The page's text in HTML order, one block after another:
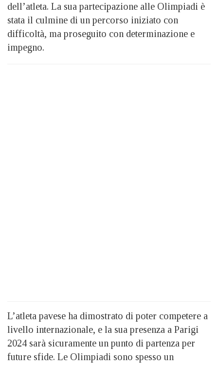
dell’atleta. La sua partecipazione alle Olimpiadi è
stata il culmine di un percorso iniziato con
difficoltà, ma proseguito con determinazione e
impegno.
L’atleta pavese ha dimostrato di poter competere a
livello internazionale, e la sua presenza a Parigi
2024 sarà sicuramente un punto di partenza per
future sfide. Le Olimpiadi sono spesso un